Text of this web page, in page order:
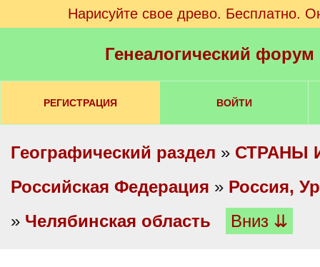
Нарисуйте свое древо. Бесплатно.
Генеалогический
РЕГИСТРАЦИЯ ВОЙТИ
Географический раздел » СТРАНЫ
Российская Федерация » Россия,
» Челябинская область Вниз ⇊